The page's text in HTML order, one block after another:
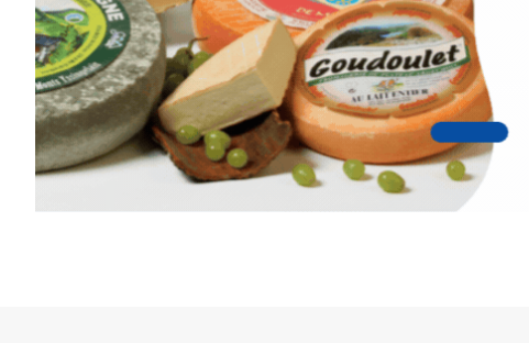
Pendant3 jours, vous apprendrez
l’instant :
Croquis, carnet de voyage,
aquarelle, encre, ou contenu
Le programme :
8h : rendez-vous au point de départ